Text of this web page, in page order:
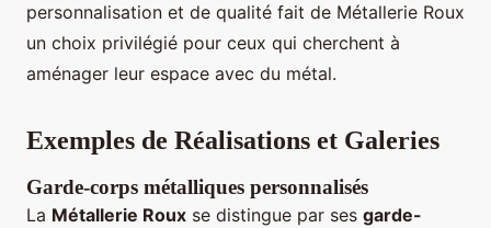
personnalisation et de qualité fait de Métallerie Roux
un choix privilégié pour ceux qui cherchent à
aménager leur espace avec du métal.
Exemples de Réalisations et Galeries
Garde-corps métalliques personnalisés
La Métallerie Roux se distingue par ses garde-